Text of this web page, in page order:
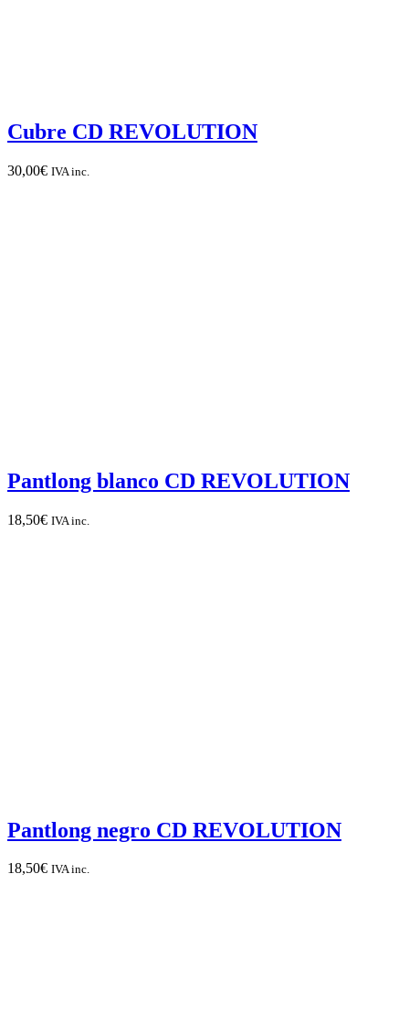
Cubre CD REVOLUTION
30,00€ IVA inc.
Pantlong blanco CD REVOLUTION
18,50€ IVA inc.
Pantlong negro CD REVOLUTION
18,50€ IVA inc.